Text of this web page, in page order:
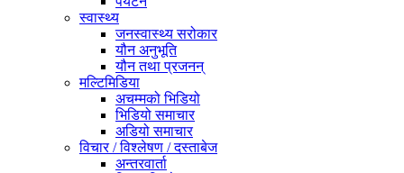
स्वास्थ्य
जनस्वास्थ्य सरोकार
यौन अनुभूति
यौन तथा प्रजनन्
मल्टिमिडिया
अचम्मको भिडियो
भिडियो समाचार
अडियो समाचार
विचार / विश्लेषण / दस्ताबेज
अन्तरवार्ता